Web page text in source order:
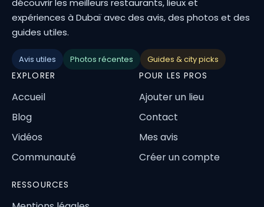
découvrir les meilleurs restaurants, lieux et
expériences à Dubaï avec des avis, des photos et des
guides utiles.
Avis utiles Photos récentes Guides & city picks
EXPLORER
Accueil
Blog
Vidéos
Communauté
POUR LES PROS
Ajouter un lieu
Contact
Mes avis
Créer un compte
RESSOURCES